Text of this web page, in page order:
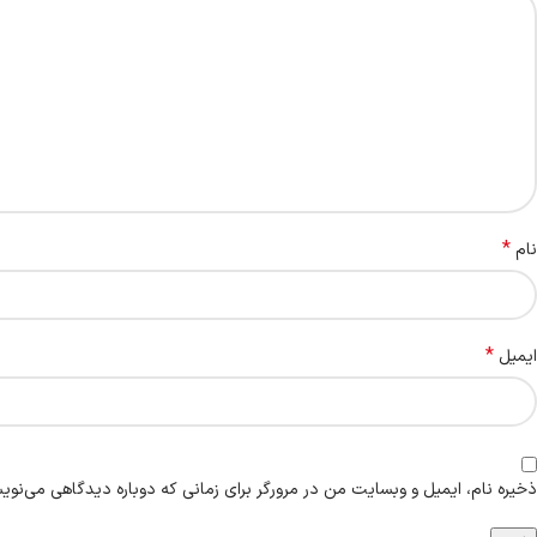
نام*
ایمیل *
ذخیره نام، ایمیل و وبسایت من در مرورگر برای زمانی که دوباره دیدگاهی